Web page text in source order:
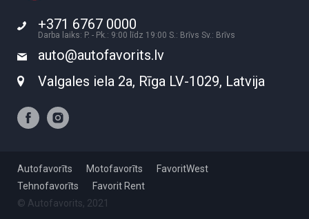
+371 6767 0000
Darba laiks: P. - Pk.: 9:00 līdz 19:00 S.: Brīvs Sv.: Brīvs
auto@autofavorits.lv
Valgales iela 2a, Rīga LV-1029, Latvija
Autofavorīts Motofavorīts
FavoritWest
Tehnofavorīts
Favorit Rent
© Autofavorits, 2021